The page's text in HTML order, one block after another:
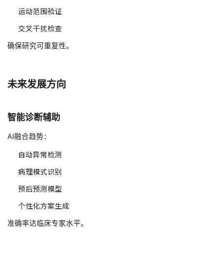
运动范围验证
交叉干扰检查
确保研究可重复性。
未来发展方向
智能诊断辅助
AI融合趋势：
自动异常检测
病理模式识别
预后预测模型
个性化方案生成
准确率达临床专家水平。